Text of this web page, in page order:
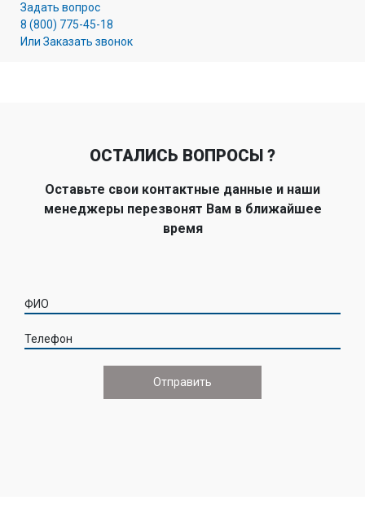
Задать вопрос
8 (800) 775-45-18
Или Заказать звонок
ОСТАЛИСЬ ВОПРОСЫ ?
Оставьте свои контактные данные и наши
менеджеры перезвонят Вам в ближайшее
время
ФИО
Телефон